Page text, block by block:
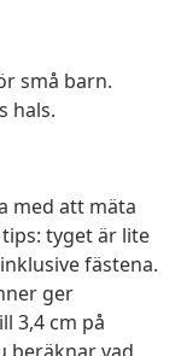
små barn.
hals.
med att mäta
tyget är lite
fästena.
ger
3,4 cm på